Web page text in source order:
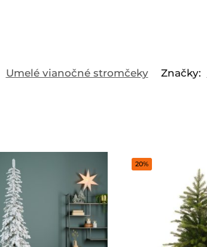
Umelé vianočné stromčeky Značky:
20%